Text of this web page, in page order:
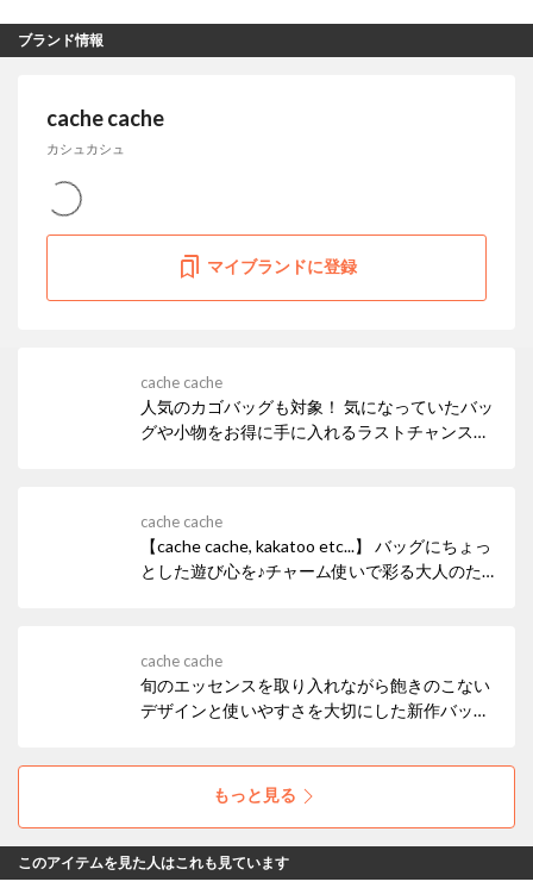
ブランド情報
cache cache
カシュカシュ
マイブランドに登録
cache cache
人気のカゴバッグも対象！ 気になっていたバッ
グや小物をお得に手に入れるラストチャンスで
cache cache
【cache cache, kakatoo etc...】 バッグにちょっ
とした遊び心を♪チャーム使いで彩る大人のた
cache cache
旬のエッセンスを取り入れながら飽きのこない
デザインと使いやすさを大切にした新作バッグ
ぜひ見つけてください♩₊
もっと見る
このアイテムを見た人はこれも見ています